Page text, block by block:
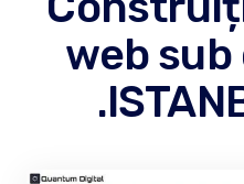
web